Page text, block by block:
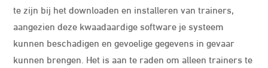
te zijn bij het downloaden en installeren van trainers,
aangezien deze kwaadaardige software je systeem
kunnen beschadigen en gevoelige gegevens in gevaar
kunnen brengen. Het is aan te raden om alleen trainers te